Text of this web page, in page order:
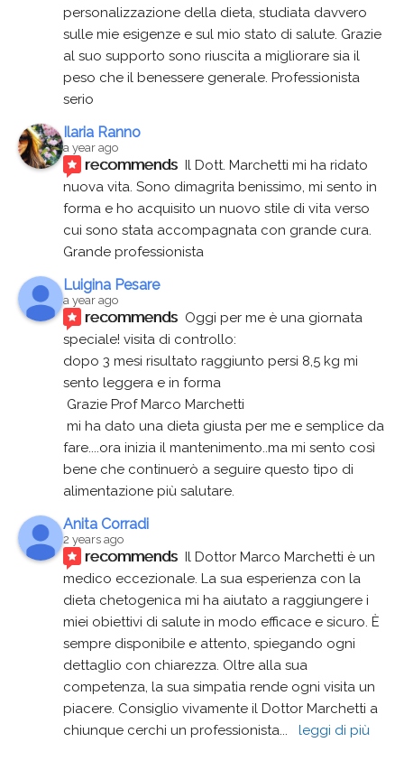
personalizzazione della dieta, studiata davvero
sulle mie esigenze e sul mio stato di salute. Grazie
al suo supporto sono riuscita a migliorare sia il
peso che il benessere generale. Professionista
serio
Ilaria Ranno
a year ago
recommends Il Dott. Marchetti mi ha ridato
nuova vita. Sono dimagrita benissimo, mi sento in
forma e ho acquisito un nuovo stile di vita verso
cui sono stata accompagnata con grande cura.
Grande professionista
Luigina Pesare
a year ago
recommends Oggi per me è una giornata
speciale! visita di controllo:
dopo 3 mesi risultato raggiunto persi 8,5 kg mi
sento leggera e in forma
Grazie Prof Marco Marchetti
fare....ora inizia il mantenimento..ma mi sento così
bene che continuerò a seguire questo tipo di
alimentazione più salutare.
Anita Corradi
2 years ago
recommends Il Dottor Marco Marchetti è un
medico eccezionale. La sua esperienza con la
dieta chetogenica mi ha aiutato a raggiungere i
miei obiettivi di salute in modo efficace e sicuro. È
sempre disponibile e attento, spiegando ogni
dettaglio con chiarezza. Oltre alla sua
competenza, la sua simpatia rende ogni visita un
piacere. Consiglio vivamente il Dottor Marchetti a
chiunque cerchi un professionista
leggi di più